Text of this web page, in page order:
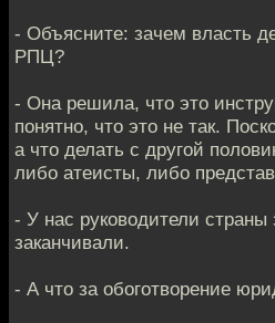
- Объясните: зачем власть
РПЦ?
- Она решила, что это
понятно, что это не так.
а что делать с другой
либо атеисты, либо
- У нас руководители
заканчивали.
- А что за обоготворение